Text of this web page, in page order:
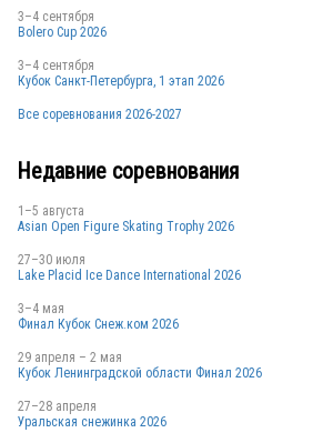
3–4 сентября
Bolero Cup 2026
3–4 сентября
Кубок Санкт-Петербурга, 1 этап 2026
Все соревнования 2026-2027
Недавние соревнования
1–5 августа
Asian Open Figure Skating Trophy 2026
27–30 июля
Lake Placid Ice Dance International 2026
3–4 мая
Финал Кубок Снеж.ком 2026
29 апреля – 2 мая
Кубок Ленинградской области Финал 2026
27–28 апреля
Уральская снежинка 2026